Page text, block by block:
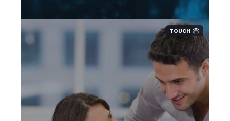
TOUCH
越境ECという言葉が黎明期であった